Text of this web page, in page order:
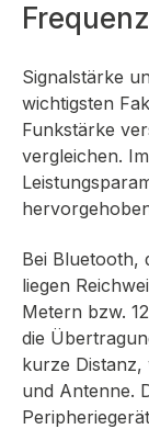
Signalstärke
wichtigsten
Funkstärke
vergleichen.
Bei Bluetooth,
liegen
Metern bzw.
die
kurze Distanz,
und Antenne.